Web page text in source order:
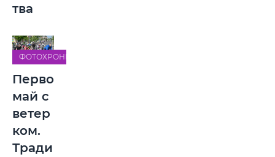
тва
ФОТОХРОНИКА
Перво
май с
ветер
ком.
Тради